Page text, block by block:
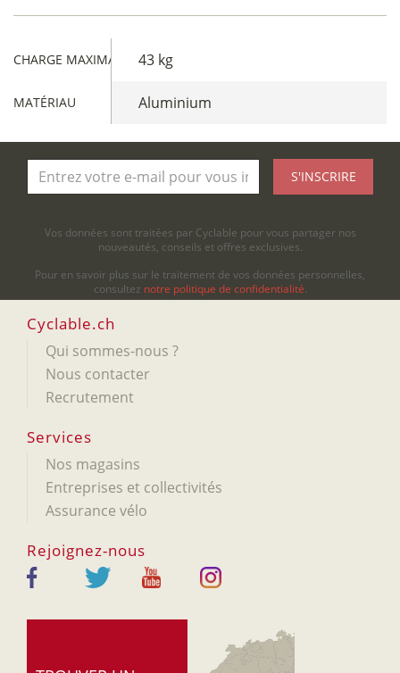
CHARGE MAXIMALE 43 kg
MATÉRIAU Aluminium
S'INSCRIRE
Vos données sont traitées par Cyclable pour vous partager nos
nouveautés, conseils et offres exclusives.
Pour en savoir plus sur le traitement de vos données personnelles,
consultez notre politique de confidentialité.
Cyclable.ch
Qui sommes-nous ?
Nous contacter
Recrutement
Services
Nos magasins
Entreprises et collectivités
Assurance vélo
Rejoignez-nous